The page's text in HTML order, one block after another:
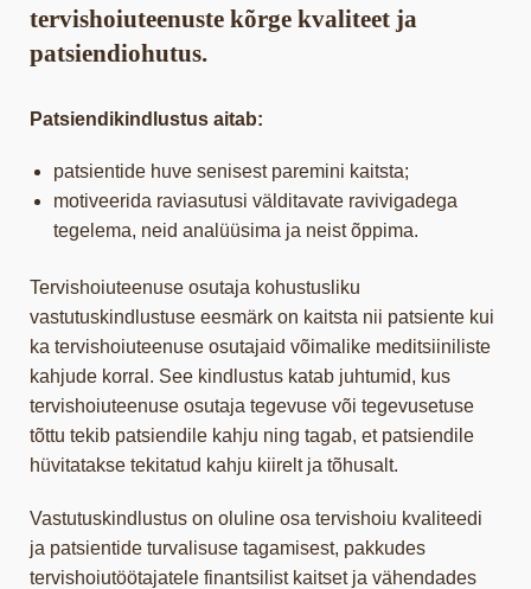
tervishoiuteenuste kõrge kvaliteet ja
patsiendiohutus.
Patsiendikindlustus aitab:
patsientide huve senisest paremini kaitsta;
motiveerida raviasutusi välditavate ravivigadega
tegelema, neid analüüsima ja neist õppima.
Tervishoiuteenuse osutaja kohustusliku
vastutuskindlustuse eesmärk on kaitsta nii patsiente kui
ka tervishoiuteenuse osutajaid võimalike meditsiiniliste
kahjude korral. See kindlustus katab juhtumid, kus
tervishoiuteenuse osutaja tegevuse või tegevusetuse
tõttu tekib patsiendile kahju ning tagab, et patsiendile
hüvitatakse tekitatud kahju kiirelt ja tõhusalt.
Vastutuskindlustus on oluline osa tervishoiu kvaliteedi
ja patsientide turvalisuse tagamisest, pakkudes
tervishoiutöötajatele finantsilist kaitset ja vähendades